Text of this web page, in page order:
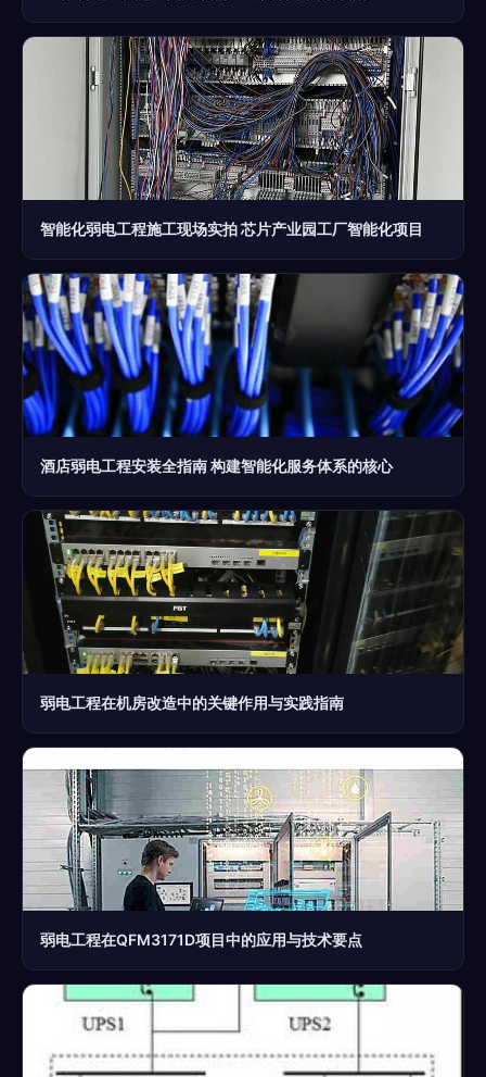
智能化弱电工程施工现场实拍 芯片产业园工厂智能化项目
酒店弱电工程安装全指南 构建智能化服务体系的核心
弱电工程在机房改造中的关键作用与实践指南
弱电工程在QFM3171D项目中的应用与技术要点